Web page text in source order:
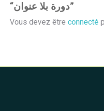
“دورة بلا عنوان”
Vous devez être connecté